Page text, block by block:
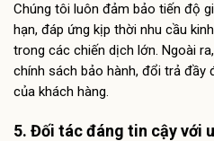
Chúng tôi luôn đảm bảo tiến độ
hạn, đáp ứng kịp thời nhu cầu
trong các chiến dịch lớn. Ngoài
chính sách bảo hành, đổi trả
của khách hàng.
5. Đối tác đáng tin cậy với